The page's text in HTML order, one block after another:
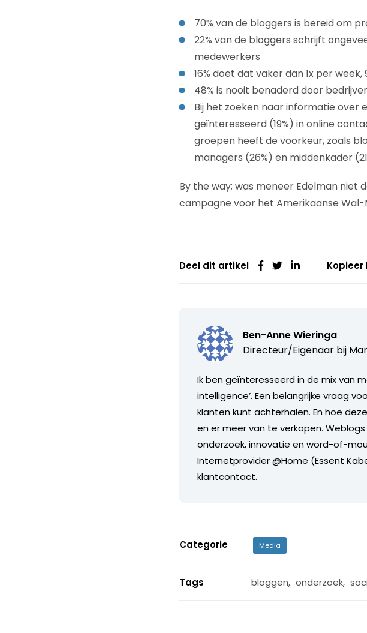
70% van de bloggers is bereid om
22% van de bloggers schrijft
medewerkers
16% doet dat vaker dan 1x per
48% is nooit benaderd door
Bij het zoeken naar informatie
geïnteresseerd (19%) in online
groepen heeft de voorkeur, zoals
managers (26%) en middenkader
By the way; was meneer Edelman niet
campagne voor het Amerikaanse
Deel dit artikel Kopieer
Ben-Anne Wieringa
Directeur/Eigenaar bij
Ik ben geïnteresseerd in de mix van
intelligence’. Een belangrijke vraag
klanten kunt achterhalen. En hoe
en er meer van te verkopen.
onderzoek, innovatie en word-of-
Internetprovider @Home (Essent
klantcontact.
Categorie Media
Tags bloggen, onderzoek,